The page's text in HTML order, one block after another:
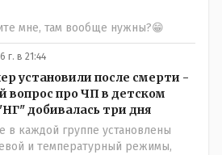
мне, там вообще нужны?😁
г. в 21:44
установили после смерти -
вопрос про ЧП в детском
добивалась три дня
в каждой группе установлены
и температурный режимы,